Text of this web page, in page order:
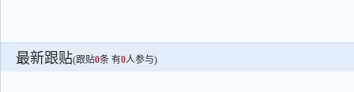
最新跟贴(跟贴0条 有0人参与)